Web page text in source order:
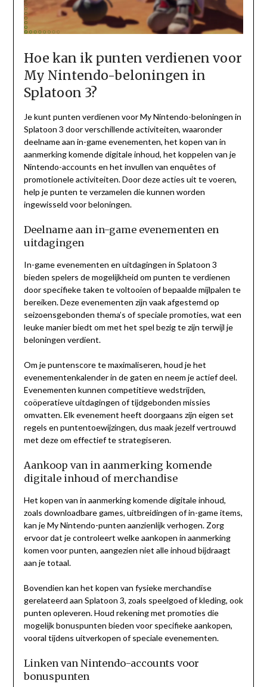
Hoe kan ik punten verdienen voor
My Nintendo-beloningen in
Splatoon 3?
Je kunt punten verdienen voor My Nintendo-beloningen in
Splatoon 3 door verschillende activiteiten, waaronder
deelname aan in-game evenementen, het kopen van in
aanmerking komende digitale inhoud, het koppelen van je
Nintendo-accounts en het invullen van enquêtes of
promotionele activiteiten. Door deze acties uit te voeren,
help je punten te verzamelen die kunnen worden
ingewisseld voor beloningen.
Deelname aan in-game evenementen en
uitdagingen
In-game evenementen en uitdagingen in Splatoon 3
bieden spelers de mogelijkheid om punten te verdienen
door specifieke taken te voltooien of bepaalde mijlpalen te
bereiken. Deze evenementen zijn vaak afgestemd op
seizoensgebonden thema’s of speciale promoties, wat een
leuke manier biedt om met het spel bezig te zijn terwijl je
beloningen verdient.
Om je puntenscore te maximaliseren, houd je het
evenementenkalender in de gaten en neem je actief deel.
Evenementen kunnen competitieve wedstrijden,
coöperatieve uitdagingen of tijdgebonden missies
omvatten. Elk evenement heeft doorgaans zijn eigen set
regels en puntentoewijzingen, dus maak jezelf vertrouwd
met deze om effectief te strategiseren.
Aankoop van in aanmerking komende
digitale inhoud of merchandise
Het kopen van in aanmerking komende digitale inhoud,
zoals downloadbare games, uitbreidingen of in-game items,
kan je My Nintendo-punten aanzienlijk verhogen. Zorg
ervoor dat je controleert welke aankopen in aanmerking
komen voor punten, aangezien niet alle inhoud bijdraagt
aan je totaal.
Bovendien kan het kopen van fysieke merchandise
gerelateerd aan Splatoon 3, zoals speelgoed of kleding, ook
punten opleveren. Houd rekening met promoties die
mogelijk bonuspunten bieden voor specifieke aankopen,
vooral tijdens uitverkopen of speciale evenementen.
Linken van Nintendo-accounts voor
bonuspunten